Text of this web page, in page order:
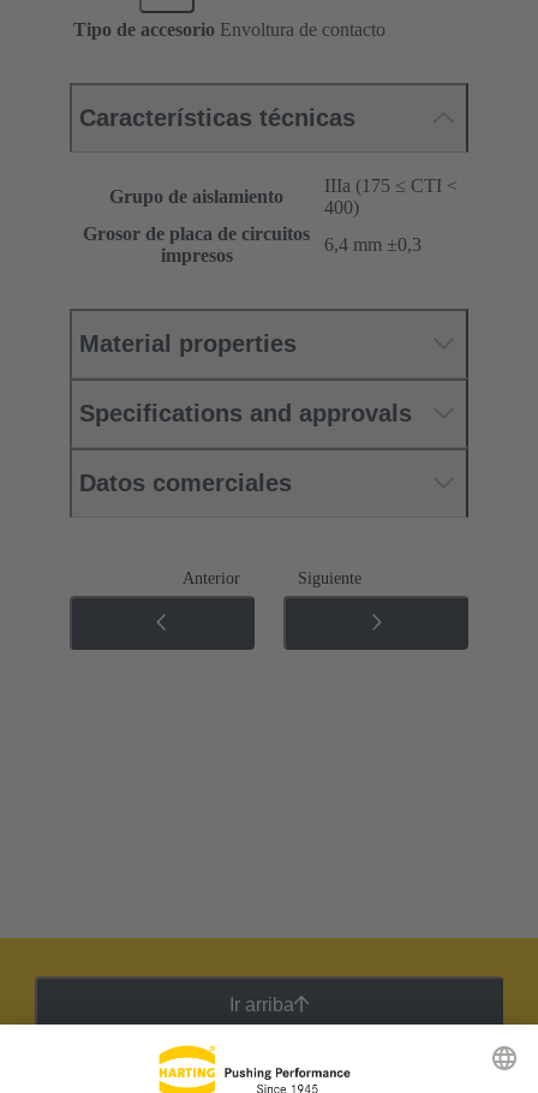
Tipo de accesorio Envoltura de contacto
Características técnicas
Grupo de aislamiento
IIIa (175 ≤ CTI <
400)
Grosor de placa de circuitos
impresos
‌6,4 mm ±0,3 ‌
Material properties
Specifications and approvals
Datos comerciales
Anterior Siguiente
Ir arriba